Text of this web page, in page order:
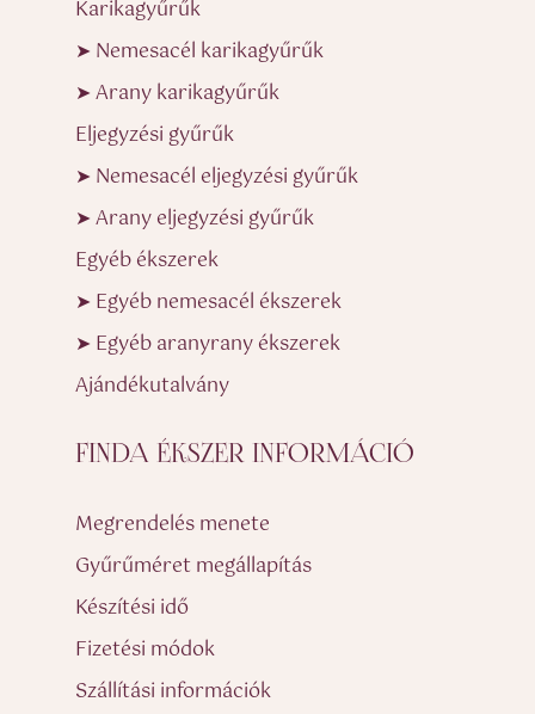
Karikagyűrűk
➤ Nemesacél karikagyűrűk
➤ Arany karikagyűrűk
Eljegyzési gyűrűk
➤ Nemesacél eljegyzési gyűrűk
➤ Arany eljegyzési gyűrűk
Egyéb ékszerek
➤ Egyéb nemesacél ékszerek
➤ Egyéb aranyrany ékszerek
Ajándékutalvány
FINDA ÉKSZER INFORMÁCIÓ
Megrendelés menete
Gyűrűméret megállapítás
Készítési idő
Fizetési módok
Szállítási információk